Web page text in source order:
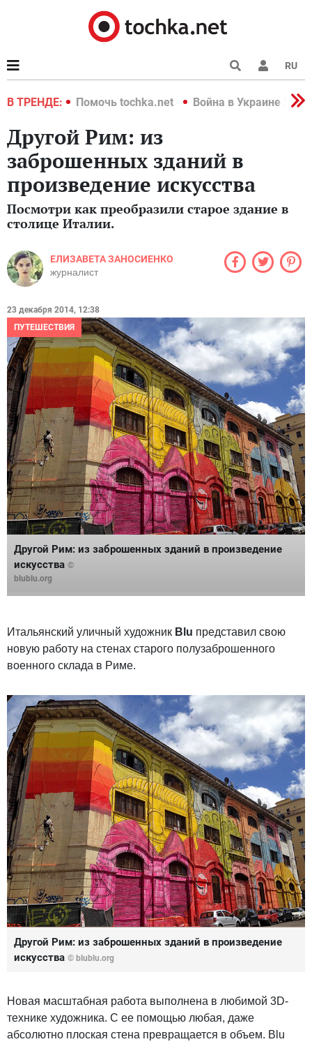
RU
В ТРЕНДЕ:
2022 Помочь tochka.net Война в Украине 2022
Другой Рим: из
заброшенных зданий в
произведение искусства
Посмотри как преобразили старое здание в
столице Италии.
ЕЛИЗАВЕТА ЗАНОСИЕНКО
журналист
23 декабря 2014, 12:38
ПУТЕШЕСТВИЯ
Другой Рим: из заброшенных зданий в произведение
искусства ©
blublu.org
Итальянский уличный художник Blu представил свою
новую работу на стенах старого полузаброшенного
военного склада в Риме.
Другой Рим: из заброшенных зданий в произведение
искусства © blublu.org
Новая масштабная работа выполнена в любимой 3D-
технике художника. С ее помощью любая, даже
абсолютно плоская стена превращается в объем. Blu